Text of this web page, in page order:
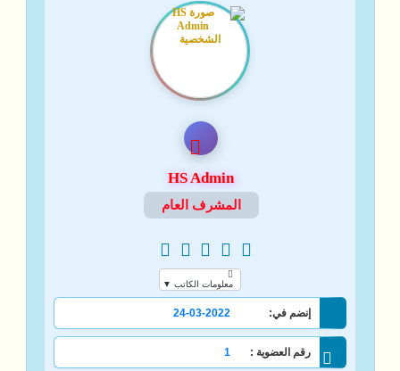
HS Admin
المشرف العام
معلومات الكاتب ▼
إنضم في: 24-03-2022
رقم العضوية : 1